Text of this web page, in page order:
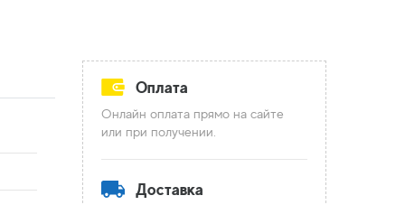
Оплата
Онлайн оплата прямо на сайте
или при получении.
Доставка